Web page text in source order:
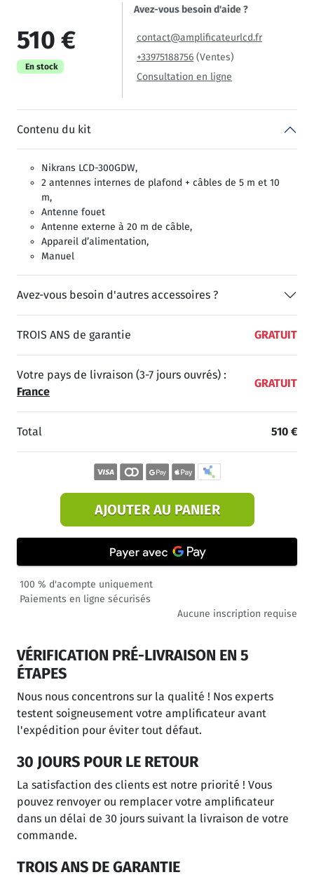
510 €
En stock
Avez-vous besoin d'aide ?
contact@amplificateurlcd.fr
+33975188756 (Ventes)
Consultation en ligne
Contenu du kit
Nikrans LCD-300GDW,
2 antennes internes de plafond + câbles de 5 m et 10
m,
Antenne fouet
Antenne externe à 20 m de câble,
Appareil d’alimentation,
Manuel
Avez-vous besoin d'autres accessoires ?
TROIS ANS de garantie GRATUIT
Votre pays de livraison (3-7 jours ouvrés) :
France
GRATUIT
Total 510 €
AJOUTER AU PANIER
100 % d'acompte uniquement
Paiements en ligne sécurisés
Aucune inscription requise
VÉRIFICATION PRÉ-LIVRAISON EN 5
ÉTAPES
Nous nous concentrons sur la qualité ! Nos experts
testent soigneusement votre amplificateur avant
l'expédition pour éviter tout défaut.
30 JOURS POUR LE RETOUR
La satisfaction des clients est notre priorité ! Vous
pouvez renvoyer ou remplacer votre amplificateur
dans un délai de 30 jours suivant la livraison de votre
commande.
TROIS ANS DE GARANTIE